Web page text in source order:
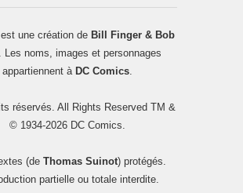
une création de Bill Finger & Bob
Les noms, images et personnages
appartiennent à DC Comics.
réservés. All Rights Reserved TM &
© 1934-2026 DC Comics.
(de Thomas Suinot) protégés.
partielle ou totale interdite.